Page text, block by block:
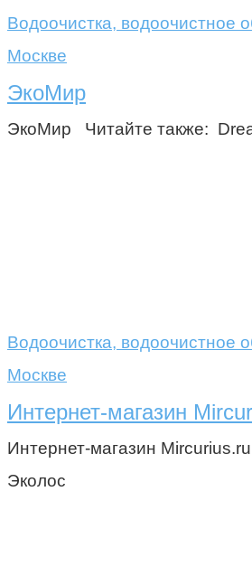
Водоочистка, водоочистное
Москве
ЭкоМир
ЭкоМир Читайте также:
Водоочистка, водоочистное
Москве
Интернет-магазин
Интернет-магазин
Эколос